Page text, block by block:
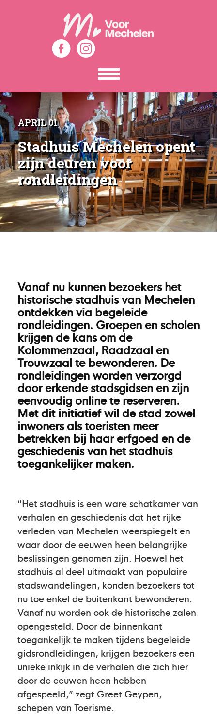
Toon
het
menu
APRIL 01
Stadhuis Mechelen opent
zijn deuren voor
rondleidingen
Vanaf nu kunnen bezoekers het
historische stadhuis van Mechelen
ontdekken via begeleide
rondleidingen. Groepen en scholen
krijgen de kans om de
Kolommenzaal, Raadzaal en
Trouwzaal te bewonderen. De
rondleidingen worden verzorgd
door erkende stadsgidsen en zijn
eenvoudig online te reserveren.
Met dit initiatief wil de stad zowel
inwoners als toeristen meer
betrekken bij haar erfgoed en de
geschiedenis van het stadhuis
toegankelijker maken.
“Het stadhuis is een ware schatkamer van
verhalen en geschiedenis dat het rijke
verleden van Mechelen weerspiegelt en
waar door de eeuwen heen belangrijke
beslissingen genomen zijn. Hoewel het
stadhuis al deel uitmaakt van populaire
stadswandelingen, konden bezoekers tot
nu toe enkel de buitenkant bewonderen.
Vanaf nu worden ook de historische zalen
opengesteld. Door de binnenkant
toegankelijk te maken tijdens begeleide
gidsrondleidingen, krijgen bezoekers een
unieke inkijk in de verhalen die zich hier
door de eeuwen heen hebben
afgespeeld,” zegt Greet Geypen,
schepen van Toerisme.